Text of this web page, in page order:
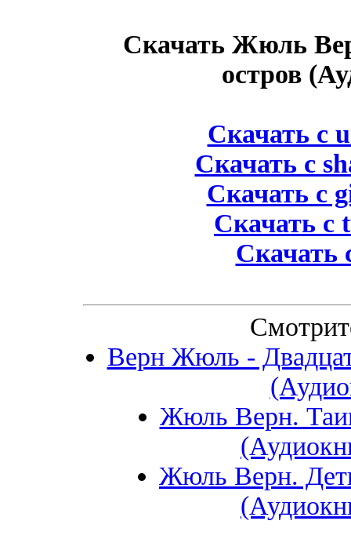
Скачать Жюль
остров
Скачать с
Скачать с
Скачать с
Скачать с
Скачать
Верн Жюль -
Жюль Верн.
Жюль Верн.